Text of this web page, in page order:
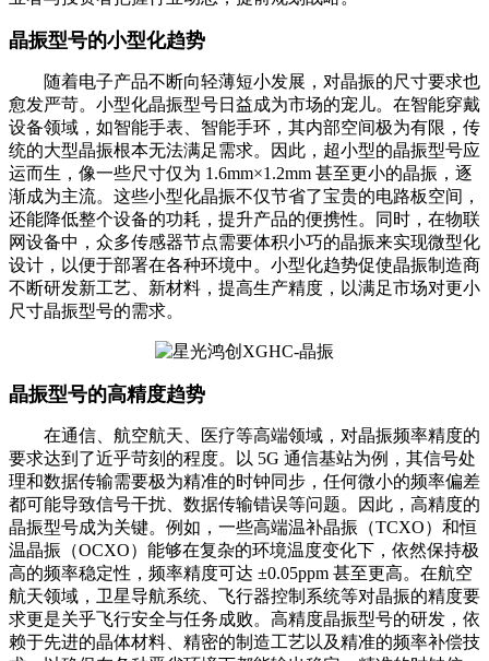
晶振型号的小型化趋势
随着电子产品不断向轻薄短小发展，对晶振的尺寸要求也
愈发严苛。小型化晶振型号日益成为市场的宠儿。在智能穿戴
设备领域，如智能手表、智能手环，其内部空间极为有限，传
统的大型晶振根本无法满足需求。因此，超小型的晶振型号应
运而生，像一些尺寸仅为 1.6mm×1.2mm 甚至更小的晶振，逐
渐成为主流。这些小型化晶振不仅节省了宝贵的电路板空间，
还能降低整个设备的功耗，提升产品的便携性。同时，在物联
网设备中，众多传感器节点需要体积小巧的晶振来实现微型化
设计，以便于部署在各种环境中。小型化趋势促使晶振制造商
不断研发新工艺、新材料，提高生产精度，以满足市场对更小
尺寸晶振型号的需求。
晶振型号的高精度趋势
在通信、航空航天、医疗等高端领域，对晶振频率精度的
要求达到了近乎苛刻的程度。以 5G 通信基站为例，其信号处
理和数据传输需要极为精准的时钟同步，任何微小的频率偏差
都可能导致信号干扰、数据传输错误等问题。因此，高精度的
晶振型号成为关键。例如，一些高端温补晶振（TCXO）和恒
温晶振（OCXO）能够在复杂的环境温度变化下，依然保持极
高的频率稳定性，频率精度可达 ±0.05ppm 甚至更高。在航空
航天领域，卫星导航系统、飞行器控制系统等对晶振的精度要
求更是关乎飞行安全与任务成败。高精度晶振型号的研发，依
赖于先进的晶体材料、精密的制造工艺以及精准的频率补偿技